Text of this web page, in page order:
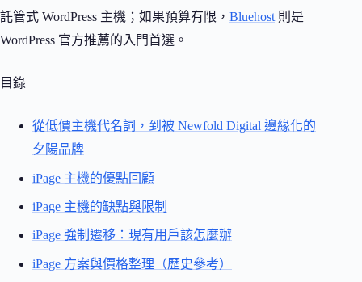
託管式 WordPress 主機；如果預算有限， Bluehost 則是
WordPress 官方推薦的入門首選。
目錄
從低價主機代名詞，到被 Newfold Digital 邊緣化的
夕陽品牌
iPage 主機的優點回顧
iPage 主機的缺點與限制
iPage 強制遷移：現有用戶該怎麼辦
iPage 方案與價格整理（歷史參考）